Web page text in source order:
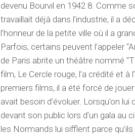
devenu Bourvil en 1942 8. Comme
travaillait déjà dans l’industrie, il a
l’honneur de la petite ville où il a
Parfois, certains peuvent l’appeler
de Paris abrite un théâtre nommé
film, Le Cercle rouge, l’a crédité et
premiers films, il a été forcé de jouer
avait besoin d’évoluer. Lorsqu’on
devant son public lors d’un gala au
les Normands lui sifflent parce